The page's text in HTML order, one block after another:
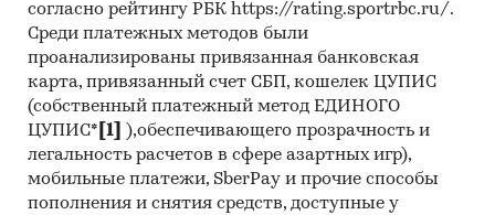
согласно рейтингу РБК https://rating.sportrbc.ru/.
Среди платежных методов были
проанализированы привязанная банковская
карта, привязанный счет СБП, кошелек ЦУПИС
(собственный платежный метод ЕДИНОГО
ЦУПИС* [1]
),обеспечивающего прозрачность и
легальность расчетов в сфере азартных игр),
мобильные платежи, SberPay и прочие способы
пополнения и снятия средств, доступные у